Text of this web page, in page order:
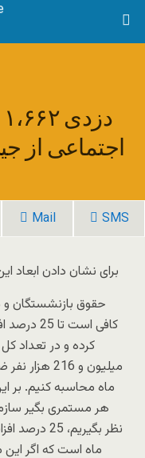
Mail SMS
برای نشان دادن ابعاد
حقوق بازنشستگان و
کافی
ماه محاسبه کنیم. بر
ماه است که اگر